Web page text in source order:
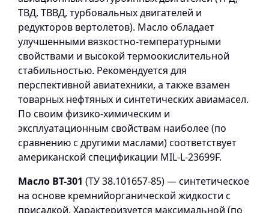
ТВД, ТВВД, турбовальных двигателей и
редукторов вертолетов). Масло обладает
улучшенными вязкостно-температурными
свойствами и высокой термоокислительной
стабильностью. Рекомендуется для
перспективной авиатехники, а также взамен
товарных нефтяных и синтетических авиамасел.
По своим физико-химическим и
эксплуатационным свойствам наиболее (по
сравнению с другими маслами) соответствует
американской спецификации MIL-L-23699F.
Масло ВТ-301 (ТУ 38.101657-85) — синтетическое
на основе кремнийорганической жидкости с
присадкой. Характеризуется максимальной (по